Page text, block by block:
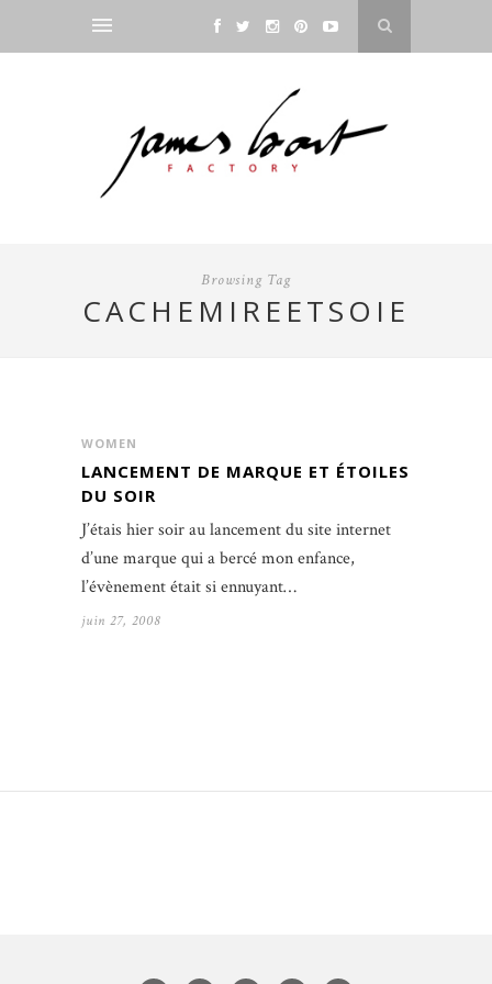
Browsing Tag
CACHEMIREETSOIE
WOMEN
LANCEMENT DE MARQUE ET ÉTOILES
DU SOIR
J’étais hier soir au lancement du site internet
d’une marque qui a bercé mon enfance,
l’évènement était si ennuyant…
juin 27, 2008